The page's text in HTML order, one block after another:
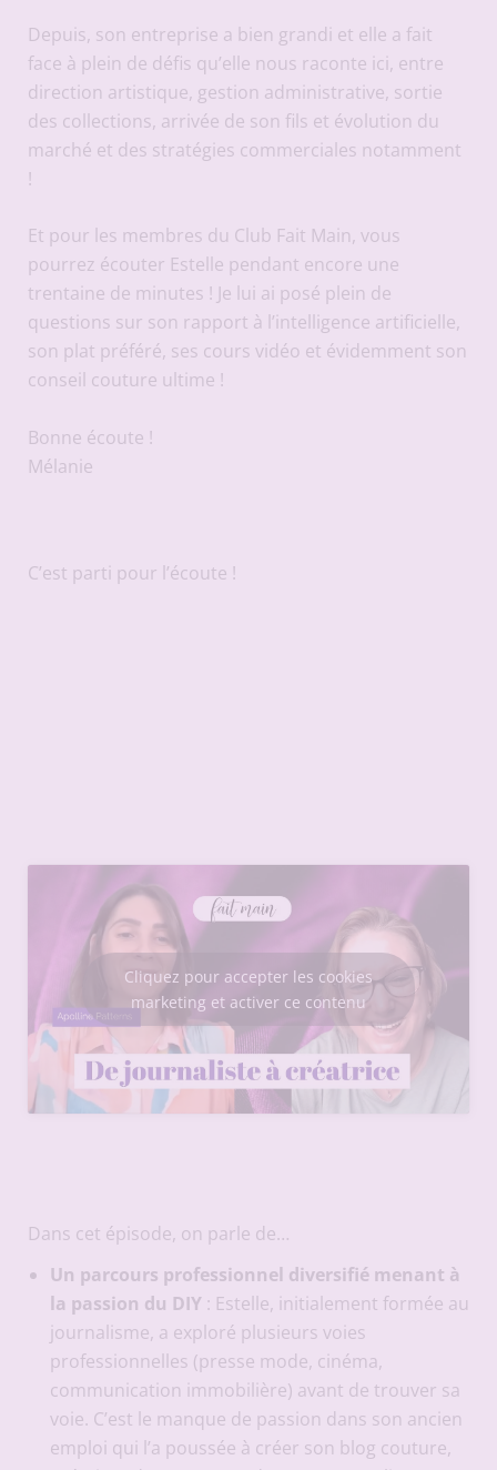
Depuis, son entreprise a bien grandi et elle a fait
face à plein de défis qu’elle nous raconte ici, entre
direction artistique, gestion administrative, sortie
des collections, arrivée de son fils et évolution du
marché et des stratégies commerciales notamment
!
Et pour les membres du Club Fait Main, vous
pourrez écouter Estelle pendant encore une
trentaine de minutes ! Je lui ai posé plein de
questions sur son rapport à l’intelligence artificielle,
son plat préféré, ses cours vidéo et évidemment son
conseil couture ultime !
Bonne écoute !
Mélanie
C’est parti pour l’écoute !
Cliquez pour accepter les cookies
marketing et activer ce contenu
Dans cet épisode, on parle de…
Un parcours professionnel diversifié menant à
la passion du DIY : Estelle, initialement formée au
journalisme, a exploré plusieurs voies
professionnelles (presse mode, cinéma,
communication immobilière) avant de trouver sa
voie. C’est le manque de passion dans son ancien
emploi qui l’a poussée à créer son blog couture,